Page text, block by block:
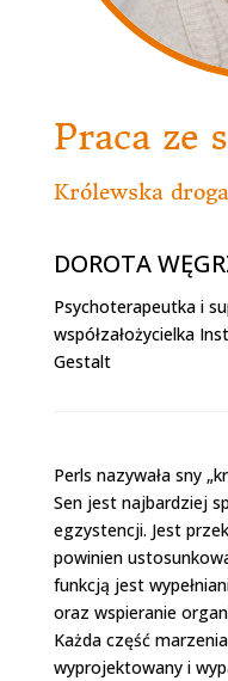
Praca ze
Królewska
DOROTA
Psychoterapeutka i
współzałożycielka
Gestalt
Perls nazywała sny
Sen jest najbardziej
egzystencji. Jest
powinien
funkcją jest
oraz wspieranie
Każda część
wyprojektowany i